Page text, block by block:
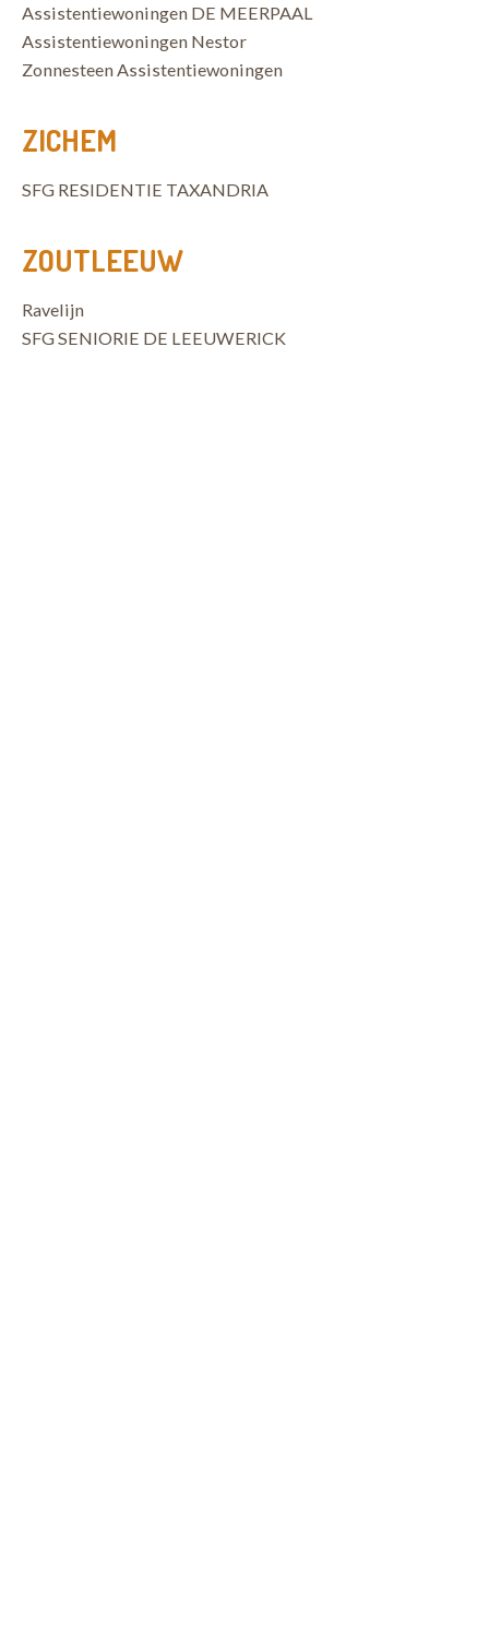
Assistentiewoningen DE MEERPAAL
Assistentiewoningen Nestor
Zonnesteen Assistentiewoningen
ZICHEM
SFG RESIDENTIE TAXANDRIA
ZOUTLEEUW
Ravelijn
SFG SENIORIE DE LEEUWERICK